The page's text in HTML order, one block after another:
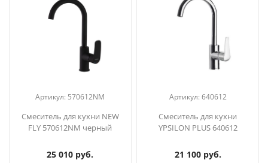
Артикул: 570612NM
Смеситель для кухни NEW
FLY 570612NM черный
25 010 руб.
Артикул: 640612
Смеситель для кухни
YPSILON PLUS 640612
21 100 руб.